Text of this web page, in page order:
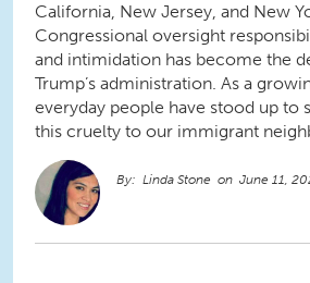
California, New Jersey, and New
Congressional oversight
and intimidation has become the
Trump’s administration. As a
everyday people have stood up to
this cruelty to our immigrant
Linda Stone June 11,